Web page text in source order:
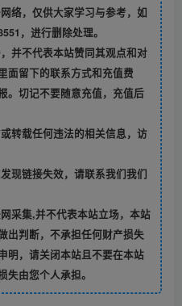
络，仅供大家学习与参考，如
，进行删除处理。
并不代表本站赞同其观点和对
面留下的联系方式和充值费
。切记不要随意充值，充值后
转载任何违法的相关信息，访
现链接失效，请联系我们我们
采集,并不代表本站立场，本站
出判断，不承担任何财产损失
明，请关闭本站且不要在本站
失由您个人承担。